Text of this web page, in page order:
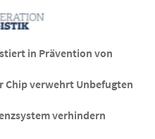
in Prävention von
Chip verwehrt Unbefugten
verhindern